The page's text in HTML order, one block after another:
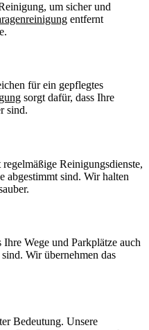
um sicher und
entfernt
für ein gepflegtes
sorgt dafür, dass Ihre
sind.
regelmäßige Reinigungsdienste,
abgestimmt sind. Wir halten
Ihre Wege und Parkplätze auch
Wir übernehmen das
Bedeutung. Unsere